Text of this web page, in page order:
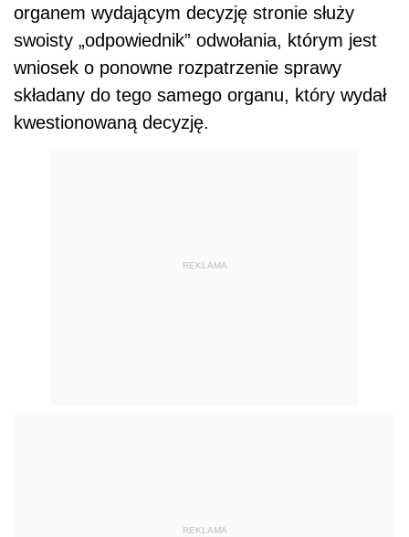
organem wydającym decyzję stronie służy
swoisty „odpowiednik” odwołania, którym jest
wniosek o ponowne rozpatrzenie sprawy
składany do tego samego organu, który wydał
kwestionowaną decyzję.
REKLAMA
REKLAMA